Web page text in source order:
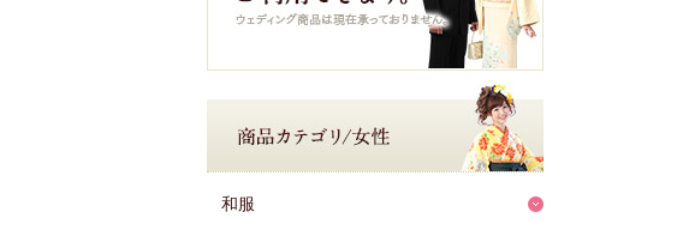
和服